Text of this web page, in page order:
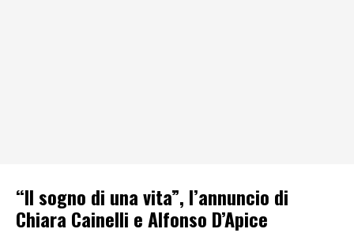
“Il sogno di una vita”, l’annuncio di
Chiara Cainelli e Alfonso D’Apice